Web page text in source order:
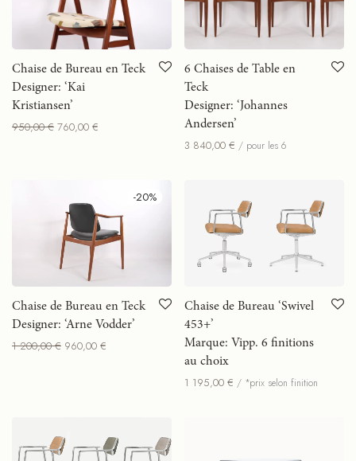
Chaise de Bureau en Teck
Designer: ‘Kai
Kristiansen’
950,00€ 760,00 €
6 Chaises de Table en
Teck
Designer: ‘Johannes
Andersen’
3 840,00 € / pour les 6
-20%
Chaise de Bureau en Teck
Designer: ‘Arne Vodder’
1 200,00€ 960,00 €
Chaise de Bureau ‘Swivel
453+’
Marque: Vipp. 6 finitions
au choix
1 195,00 € / *prix selon finition